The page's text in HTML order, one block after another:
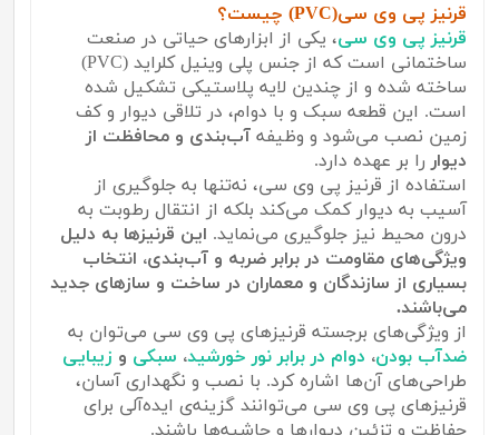
قرنیز پی وی سی(PVC) چیست؟
قرنیز پی وی سی، یکی از ابزارهای حیاتی در صنعت
ساختمانی است که از جنس پلی وینیل کلراید (PVC)
ساخته شده و از چندین لایه پلاستیکی تشکیل شده
است. این قطعه سبک و با دوام، در تلاقی دیوار و کف
زمین نصب می‌شود و وظیفه آب‌بندی و محافظت از
دیوار را بر عهده دارد.
استفاده از قرنیز پی وی سی، نه‌تنها به جلوگیری از
آسیب به دیوار کمک می‌کند بلکه از انتقال رطوبت به
درون محیط نیز جلوگیری می‌نماید. این قرنیزها به دلیل
ویژگی‌های مقاومت در برابر ضربه و آب‌بندی، انتخاب
بسیاری از سازندگان و معماران در ساخت و سازهای جدید
می‌باشند.
از ویژگی‌های برجسته قرنیزهای پی وی سی می‌توان به
ضدآب بودن، دوام در برابر نور خورشید، سبکی و زیبایی
طراحی‌های آن‌ها اشاره کرد. با نصب و نگهداری آسان،
قرنیزهای پی وی سی می‌توانند گزینه‌ی ایده‌آلی برای